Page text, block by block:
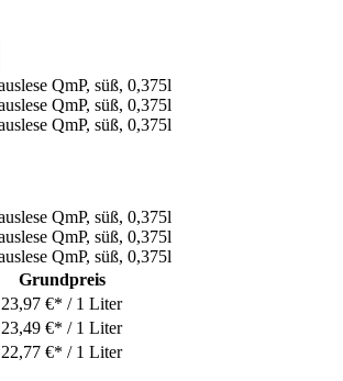
Grundpreis
23,97 €* / 1 Liter
23,49 €* / 1 Liter
22,77 €* / 1 Liter